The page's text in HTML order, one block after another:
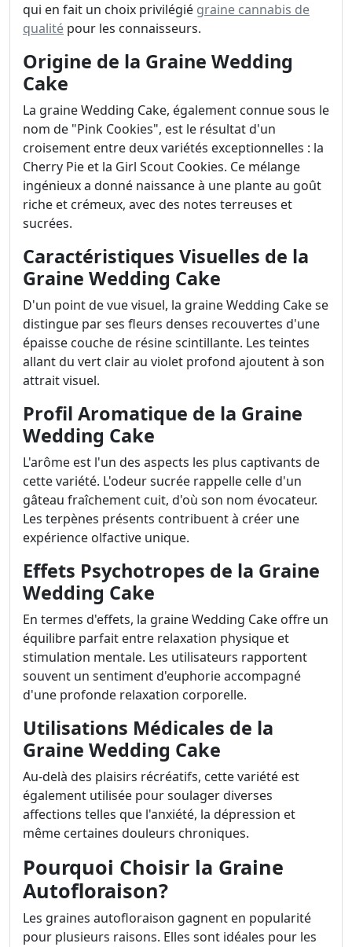
qui en fait un choix privilégié graine cannabis de
qualité pour les connaisseurs.
Origine de la Graine Wedding
Cake
La graine Wedding Cake, également connue sous le
nom de "Pink Cookies", est le résultat d'un
croisement entre deux variétés exceptionnelles : la
Cherry Pie et la Girl Scout Cookies. Ce mélange
ingénieux a donné naissance à une plante au goût
riche et crémeux, avec des notes terreuses et
sucrées.
Caractéristiques Visuelles de la
Graine Wedding Cake
D'un point de vue visuel, la graine Wedding Cake se
distingue par ses fleurs denses recouvertes d'une
épaisse couche de résine scintillante. Les teintes
allant du vert clair au violet profond ajoutent à son
attrait visuel.
Profil Aromatique de la Graine
Wedding Cake
L'arôme est l'un des aspects les plus captivants de
cette variété. L'odeur sucrée rappelle celle d'un
gâteau fraîchement cuit, d'où son nom évocateur.
Les terpènes présents contribuent à créer une
expérience olfactive unique.
Effets Psychotropes de la Graine
Wedding Cake
En termes d'effets, la graine Wedding Cake offre un
équilibre parfait entre relaxation physique et
stimulation mentale. Les utilisateurs rapportent
souvent un sentiment d'euphorie accompagné
d'une profonde relaxation corporelle.
Utilisations Médicales de la
Graine Wedding Cake
Au-delà des plaisirs récréatifs, cette variété est
également utilisée pour soulager diverses
affections telles que l'anxiété, la dépression et
même certaines douleurs chroniques.
Pourquoi Choisir la Graine
Autofloraison?
Les graines autofloraison gagnent en popularité
pour plusieurs raisons. Elles sont idéales pour les